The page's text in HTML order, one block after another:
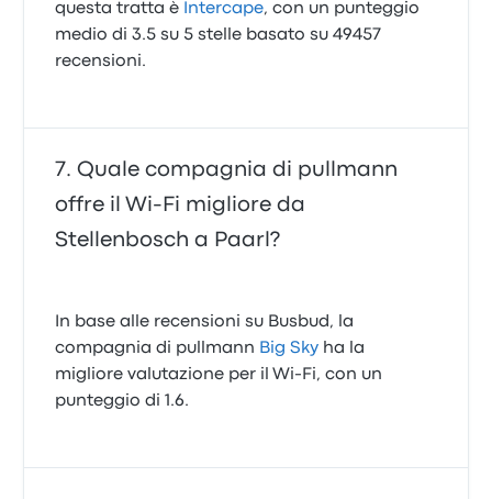
questa tratta è
Intercape, con un punteggio
medio di 3.5 su 5 stelle basato su 49457
recensioni.
Quale compagnia di pullmann
offre il Wi‑Fi migliore da
Stellenbosch a Paarl?
In base alle recensioni su Busbud, la
compagnia di pullmann Big Sky ha la
migliore valutazione per il Wi-Fi, con un
punteggio di 1.6.